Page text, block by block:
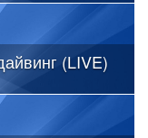
(LIVE)